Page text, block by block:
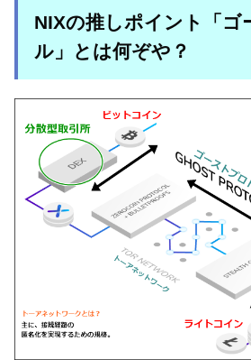
NIXの推しポイント「ゴ
ル」とは何ぞや？